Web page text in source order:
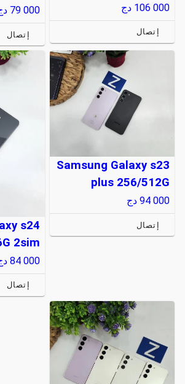
106 000 دج
إتصال
79 000
إتصال
Samsung Galaxy s23
plus 256/512G
94 000 دج
إتصال
s24
2sim
84 000
إتصال